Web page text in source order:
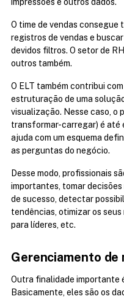
O time de vendas consegue
registros de vendas e
devidos filtros. O setor de
outros também.
O ELT também contribui
estruturação de uma
visualização. Nesse caso, o
transformar-carregar) é até
ajuda com um esquema
as perguntas do negócio.
Desse modo, profissionais
importantes, tomar
de sucesso, detectar
tendências, otimizar os
para líderes, etc.
Gerenciamento de
Outra finalidade importante
Basicamente, eles são os